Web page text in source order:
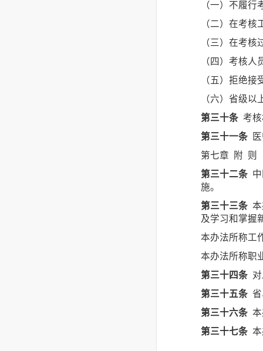
（一）不履
（二）在考
（三）在考核
（四）考核
（五）拒绝
（六）省级
第三十条 考
第三十一条
第七章 附 则
第三十二条
施。
第三十三条
及学习和掌握
本办法所称工
本办法所称职
第三十四条
第三十五条
第三十六条
第三十七条